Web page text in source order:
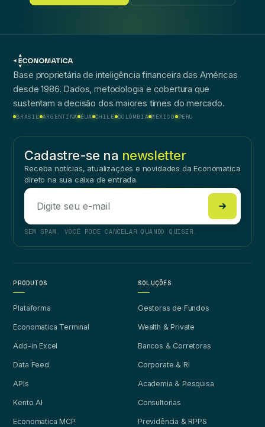
Base proprietária de inteligência financeira das Américas
desde 1986. Dados, metodologia e cobertura que
sustentam a decisão dos maiores times do mercado.
BRASIL ARGENTINA EUA CHILE COLÔMBIA MÉXICO PERU
Cadastre-se na newsletter
Receba notícias, atualizações e novidades da Economatica
direto na sua caixa de entrada.
SEM SPAM. VOCÊ PODE CANCELAR QUANDO QUISER.
PRODUTOS
Plataforma
Economatica Terminal
Add-in Excel
Data Feed
APIs
Kento AI
Economatica MCP
SOLUÇÕES
Gestoras de Fundos
Wealth & Private
Bancos & Corretoras
Corporate & RI
Academia & Pesquisa
Consultorias
Previdência & RPPS